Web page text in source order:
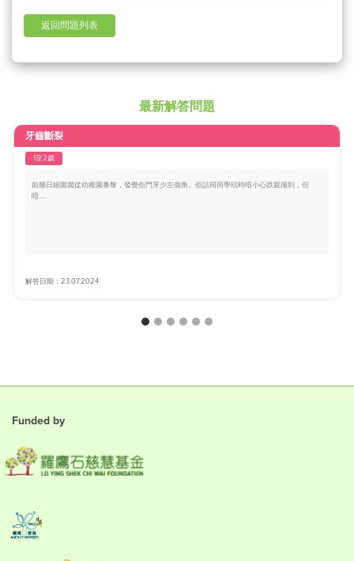
返回問題列表
最新解答問題
牙齒斷裂
1至2歲
前幾日細囡囡從幼稚園番黎，發覺佢門牙少左個角。佢話同同學玩時唔小心跌親撞到，但
唔.....
解答日期：23.07.2024
Funded by